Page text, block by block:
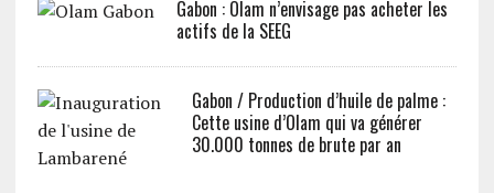
Gabon : Olam n’envisage pas acheter les
actifs de la SEEG
Gabon / Production d’huile de palme :
Cette usine d’Olam qui va générer
30.000 tonnes de brute par an